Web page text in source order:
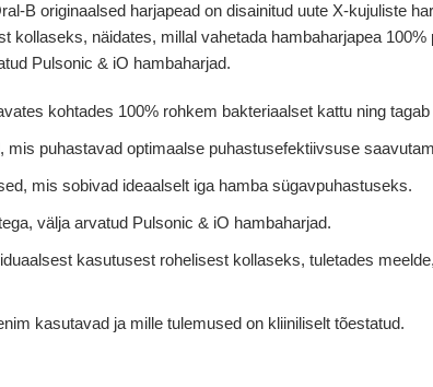
B originaalsed harjapead on disainitud uute X-kujuliste
kollaseks, näidates, millal vahetada hambaharjapea
Pulsonic & iO hambaharjad.
kohtades 100% rohkem bakteriaalset kattu ning
puhastavad optimaalse puhastusefektiivsuse
mis sobivad ideaalselt iga hamba sügavpuhastuseks.
välja arvatud Pulsonic & iO hambaharjad.
kasutusest rohelisest kollaseks, tuletades
kasutavad ja mille tulemused on kliiniliselt tõestatud.